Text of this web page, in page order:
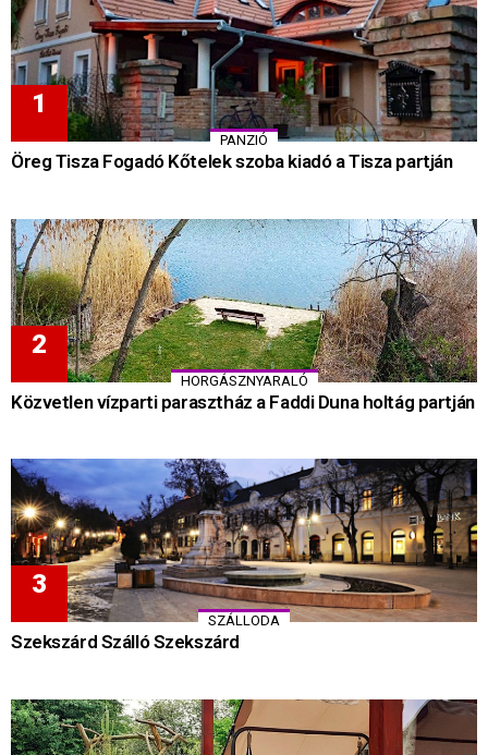
PANZIÓ
Öreg Tisza Fogadó Kőtelek szoba kiadó a Tisza partján
HORGÁSZNYARALÓ
Közvetlen vízparti parasztház a Faddi Duna holtág partján
SZÁLLODA
Szekszárd Szálló Szekszárd